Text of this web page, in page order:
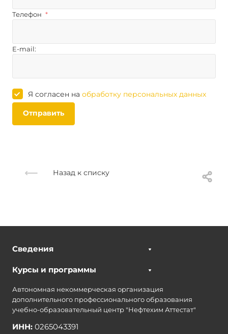
Телефон *
E-mail:
Я согласен на обработку персональных данных
Отправить
Назад к списку
Сведения
Курсы и программы
Автономная некоммерческая организация
дополнительного профессионального образования
учебно-образовательный центр "Нефтехим Аттестат"
ИНН: 0265043391